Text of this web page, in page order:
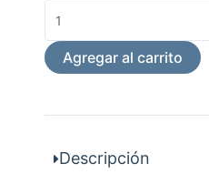
ZE
cantidad
Agregar al carrito
Descripción